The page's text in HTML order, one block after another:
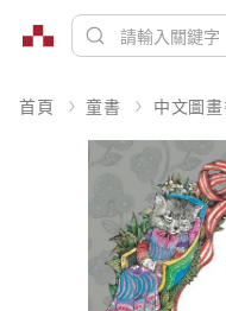
首頁 童書 中文圖